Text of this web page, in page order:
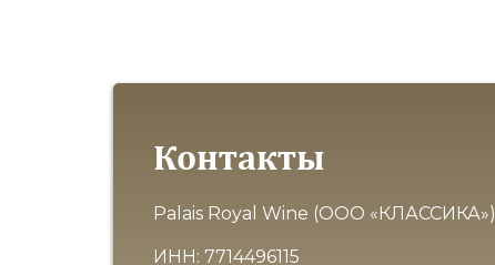
Контакты
Palais Royal Wine (ООО «КЛАССИКА»)
ИНН: 7714496115